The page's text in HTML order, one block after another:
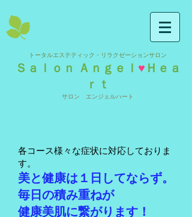
トータルエステティック・リラクゼーションサロン
Ｓａｌｏｎ Ａｎｇｅｌ ♥ Ｈｅａ
ｒｔ
サロン エンジェルハート
各コース様々な症状に対応しておりま
す。
美と健康は１日してならず。
毎日の積み重ねが
健康美肌に繋がります！